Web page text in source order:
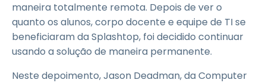
maneira totalmente remota. Depois de ver o
quanto os alunos, corpo docente e equipe de TI se
beneficiaram da Splashtop, foi decidido continuar
usando a solução de maneira permanente.
Neste depoimento, Jason Deadman, da Computer